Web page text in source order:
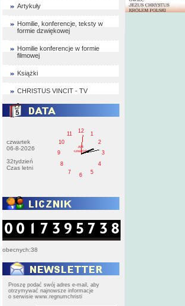
Artykuły
Homilie, konferencje, teksty w
formie dzwiękowej
Homilie konferencje w formie
filmowej
Książki
CHRISTUS VINCIT - TV
czwartek
06-8-2026
32tydzień
Czas letni
1
2
3
4
5
6
7
8
9
10
11
12
AM
czwartek
obecnych:38
Proszę podać swój adres e-mail, aby
otrzymywać najnowsze informacje
o serwisie www.regnumchristi